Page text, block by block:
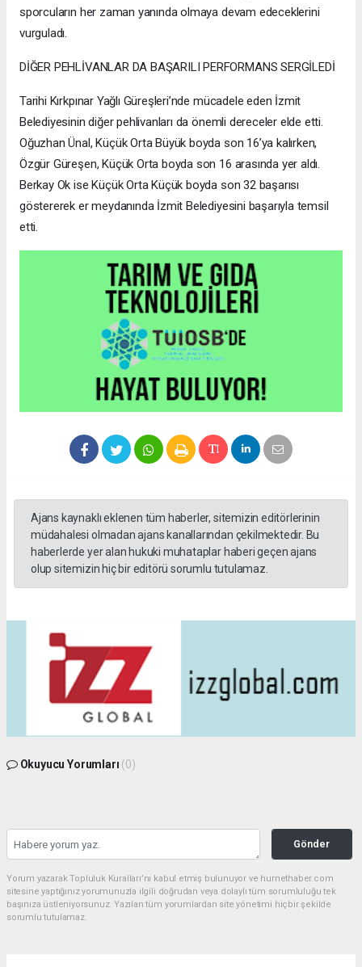
sporcuların her zaman yanında olmaya devam edeceklerini
vurguladı.
DİĞER PEHLİVANLAR DA BAŞARILI PERFORMANS SERGİLEDİ
Tarihi Kırkpınar Yağlı Güreşleri’nde mücadele eden İzmit
Belediyesinin diğer pehlivanları da önemli dereceler elde etti.
Oğuzhan Ünal, Küçük Orta Büyük boyda son 16’ya kalırken,
Özgür Güreşen, Küçük Orta boyda son 16 arasında yer aldı.
Berkay Ok ise Küçük Orta Küçük boyda son 32 başarısı
göstererek er meydanında İzmit Belediyesini başarıyla temsil
etti.
Ajans kaynaklı eklenen tüm haberler, sitemizin editörlerinin
müdahalesi olmadan ajans kanallarından çekilmektedir. Bu
haberlerde yer alan hukuki muhataplar haberi geçen ajans
olup sitemizin hiç bir editörü sorumlu tutulamaz.
Okuyucu Yorumları (0)
Gönder
Yorum yazarak Topluluk Kuralları’nı kabul etmiş bulunuyor ve hurnethaber.com
sitesine yaptığınız yorumunuzla ilgili doğrudan veya dolaylı tüm sorumluluğu tek
başınıza üstleniyorsunuz. Yazılan tüm yorumlardan site yönetimi hiçbir şekilde
sorumlu tutulamaz.